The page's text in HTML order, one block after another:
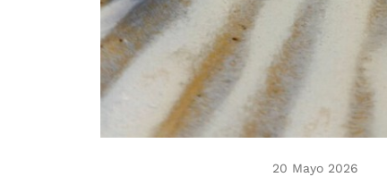
20 Mayo 2026